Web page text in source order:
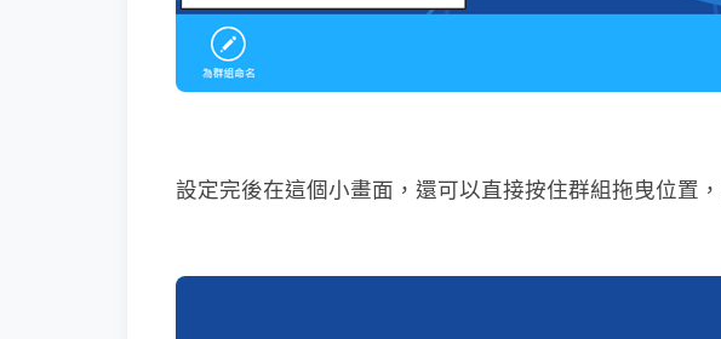
設定完後在這個小畫面，還可以直接按住群組拖曳位置